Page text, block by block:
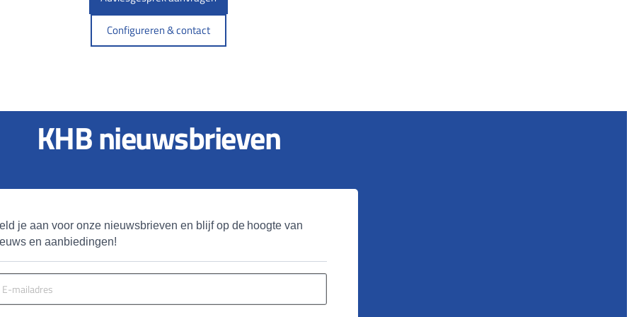
Configureren & contact
KHB nieuwsbrieven
je aan voor onze nieuwsbrieven en blijf op de hoogte van
en aanbiedingen!